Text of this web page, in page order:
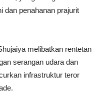
dan penahanan prajurit
melibatkan rentetan
serangan udara dan
infrastruktur teror